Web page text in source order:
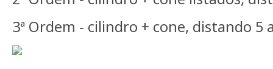
3ª Ordem - cilindro + cone, distando 5